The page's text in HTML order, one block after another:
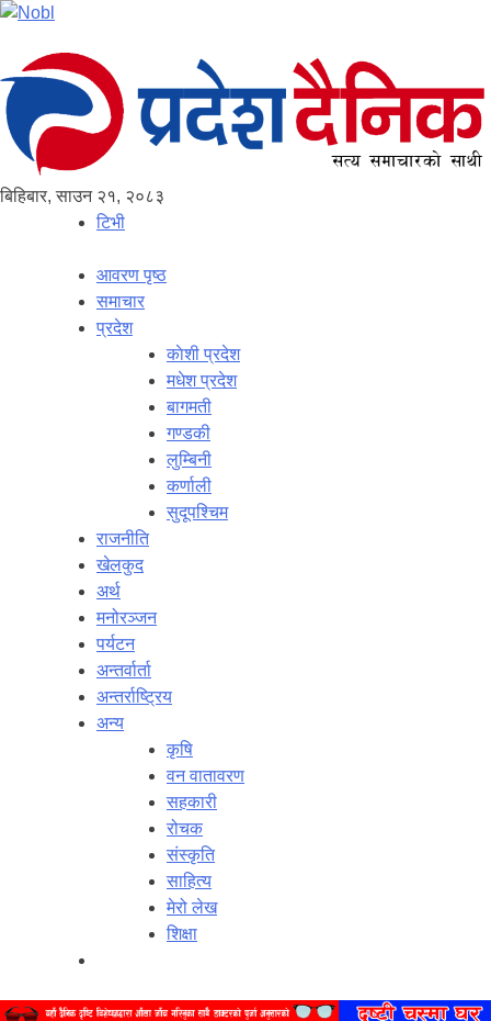
बिहिबार, साउन २१, २०८३
टिभी
आवरण पृष्‍ठ
समाचार
प्रदेश
काेशी प्रदेश
मधेश प्रदेश
बागमती
गण्डकी
लुम्बिनी
कर्णाली
सुदूपश्‍चिम
राजनीति
खेलकुद
अर्थ
मनोरञ्‍जन
पर्यटन
अन्तर्वार्ता
अन्तर्राष्‍ट्रिय
अन्य
कृषि
वन वातावरण
सहकारी
रोचक
संस्कृति
साहित्य
मेरो लेख
शिक्षा